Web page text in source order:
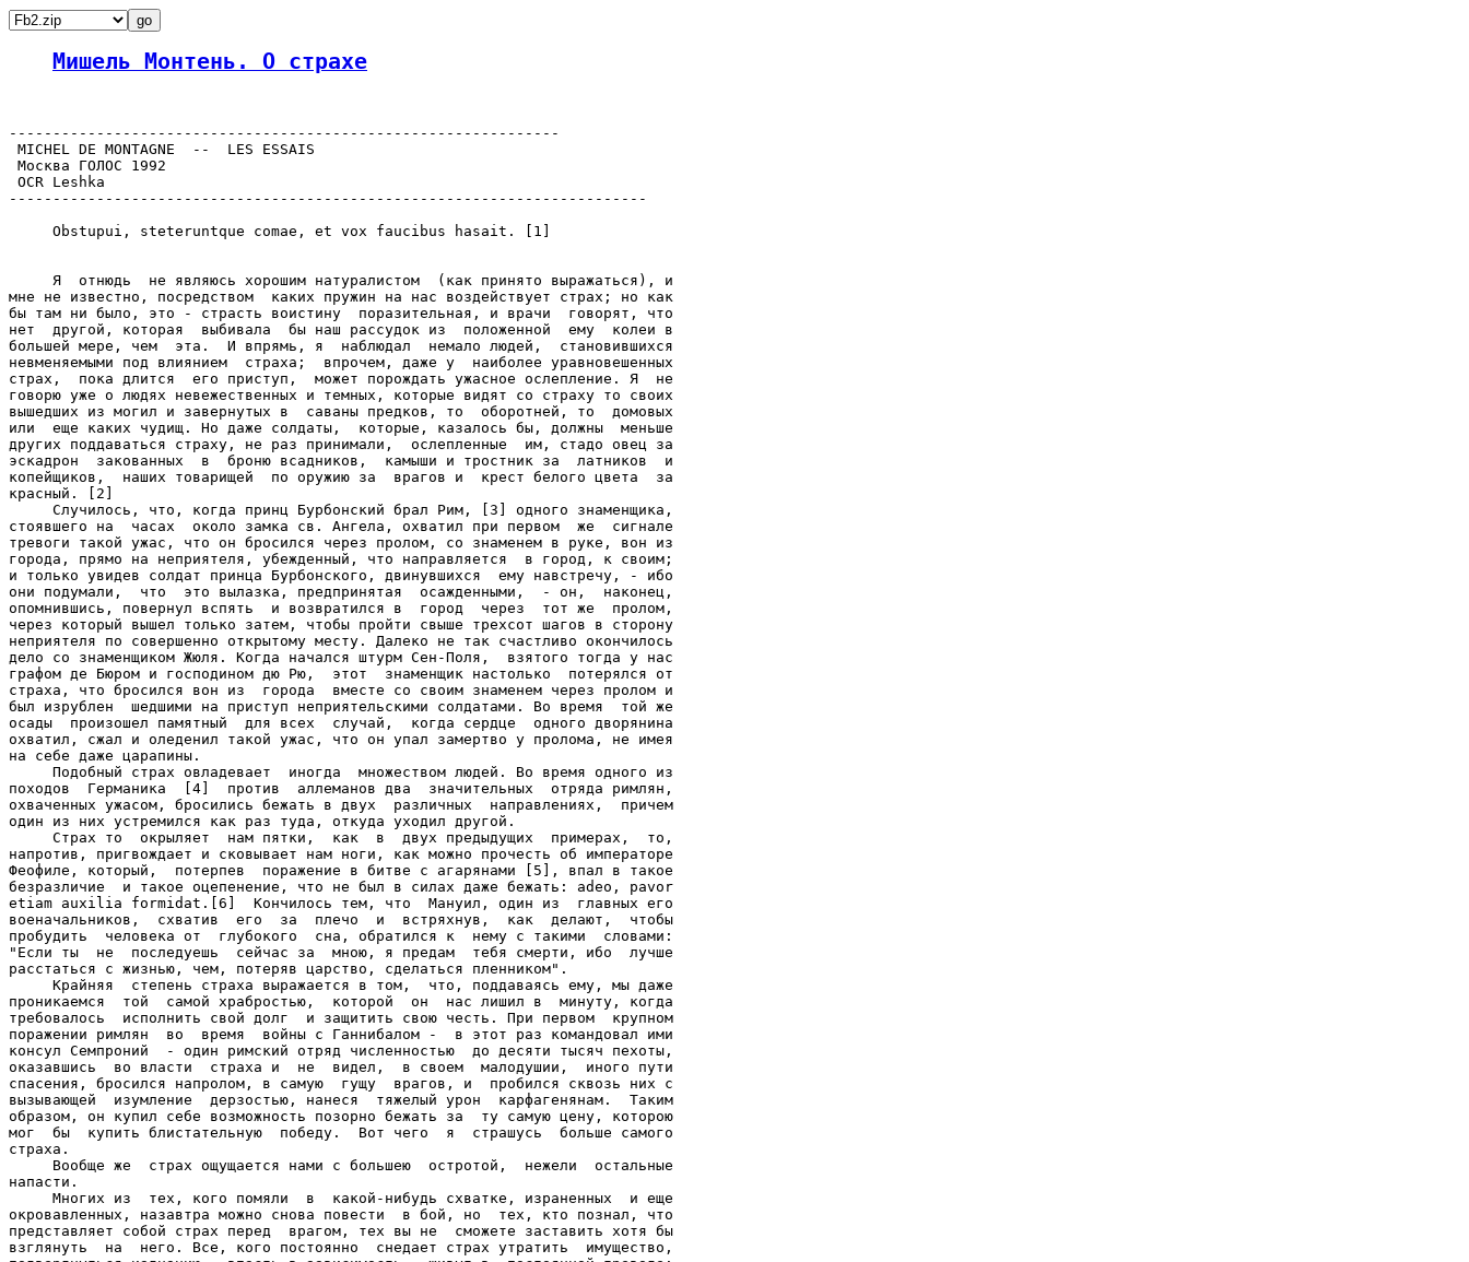
Мишель Монтень. О страхе
---------------------------------------------------------------
MICHEL DE MONTAGNE  --  LES ESSAIS
Москва ГОЛОС 1992
OCR Leshka
-------------------------------------------------------------------------
     Obstupui, steteruntque comae, et vox faucibus hasait. [1]
     Я  отнюдь  не являюсь хорошим натуралистом  (как принято выражаться), и
мне не известно, посредством  каких пружин на нас воздействует страх; но как
бы там ни было, это - страсть воистину  поразительная, и врачи  говорят, что
нет  другой, которая  выбивала  бы наш рассудок из  положенной  ему  колеи в
большей мере, чем  эта.  И впрямь, я  наблюдал  немало людей,  становившихся
невменяемыми под влиянием  страха;  впрочем, даже у  наиболее уравновешенных
страх,  пока длится  его приступ,  может порождать ужасное ослепление. Я  не
говорю уже о людях невежественных и темных, которые видят со страху то своих
вышедших из могил и завернутых в  саваны предков, то  оборотней, то  домовых
или  еще каких чудищ. Но даже солдаты,  которые, казалось бы, должны  меньше
других поддаваться страху, не раз принимали,  ослепленные  им, стадо овец за
эскадрон  закованных  в  броню всадников,  камыши и тростник за  латников  и
копейщиков,  наших товарищей  по оружию за  врагов и  крест белого цвета  за
красный. [2]
     Случилось, что, когда принц Бурбонский брал Рим, [3] одного знаменщика,
стоявшего на  часах  около замка св. Ангела, охватил при первом  же  сигнале
тревоги такой ужас, что он бросился через пролом, со знаменем в руке, вон из
города, прямо на неприятеля, убежденный, что направляется  в город, к своим;
и только увидев солдат принца Бурбонского, двинувшихся  ему навстречу, - ибо
они подумали,  что  это вылазка, предпринятая  осажденными,  - он,  наконец,
опомнившись, повернул вспять  и возвратился в  город  через  тот же  пролом,
через который вышел только затем, чтобы пройти свыше трехсот шагов в сторону
неприятеля по совершенно открытому месту. Далеко не так счастливо окончилось
дело со знаменщиком Жюля. Когда начался штурм Сен-Поля,  взятого тогда у нас
графом де Бюром и господином дю Рю,  этот  знаменщик настолько  потерялся от
страха, что бросился вон из  города  вместе со своим знаменем через пролом и
был изрублен  шедшими на приступ неприятельскими солдатами. Во время  той же
осады  произошел памятный  для всех  случай,  когда сердце  одного дворянина
охватил, сжал и оледенил такой ужас, что он упал замертво у пролома, не имея
на себе даже царапины.
     Подобный страх овладевает  иногда  множеством людей. Во время одного из
походов  Германика  [4]  против  аллеманов два  значительных  отряда римлян,
охваченных ужасом, бросились бежать в двух  различных  направлениях,  причем
один из них устремился как раз туда, откуда уходил другой.
     Страх то  окрыляет  нам пятки,  как  в  двух предыдущих  примерах,  то,
напротив, пригвождает и сковывает нам ноги, как можно прочесть об императоре
Феофиле, который,  потерпев  поражение в битве с агарянами [5], впал в такое
безразличие  и такое оцепенение, что не был в силах даже бежать: adeo, pavor
etiam auxilia formidat.[6]  Кончилось тем, что  Мануил, один из  главных его
военачальников,  схватив  его  за  плечо  и  встряхнув,  как  делают,  чтобы
пробудить  человека от  глубокого  сна, обратился к  нему с такими  словами:
"Если ты  не  последуешь  сейчас за  мною, я предам  тебя смерти, ибо  лучше
расстаться с жизнью, чем, потеряв царство, сделаться пленником".
     Крайняя  степень страха выражается в том,  что, поддаваясь ему, мы даже
проникаемся  той  самой храбростью,  которой  он  нас лишил в  минуту, когда
требовалось  исполнить свой долг  и защитить свою честь. При первом  крупном
поражении римлян  во  время  войны с Ганнибалом -  в этот раз командовал ими
консул Семпроний  - один римский отряд численностью  до десяти тысяч пехоты,
оказавшись  во власти  страха и  не  видел,  в своем  малодушии,  иного пути
спасения, бросился напролом, в самую  гущу  врагов, и  пробился сквозь них с
вызывающей  изумление  дерзостью, нанеся  тяжелый урон  карфагенянам.  Таким
образом, он купил себе возможность позорно бежать за  ту самую цену, которою
мог  бы  купить блистательную  победу.  Вот чего  я  страшусь  больше самого
страха.
     Вообще же  страх ощущается нами с большею  остротой,  нежели  остальные
напасти.
     Многих из  тех, кого помяли  в  какой-нибудь схватке, израненных  и еще
окровавленных, назавтра можно снова повести  в бой, но  тех, кто познал, что
представляет собой страх перед  врагом, тех вы не  сможете заставить хотя бы
взглянуть  на  него. Все, кого постоянно  снедает страх утратить  имущество,